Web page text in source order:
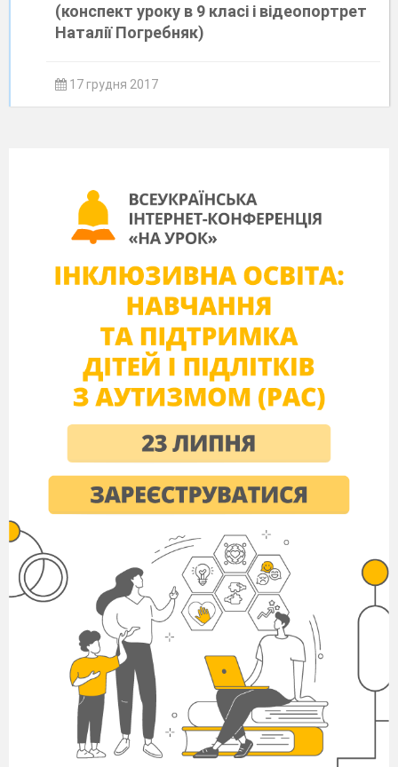
(конспект уроку в 9 класі і відеопортрет
Наталії Погребняк)
17 грудня 2017